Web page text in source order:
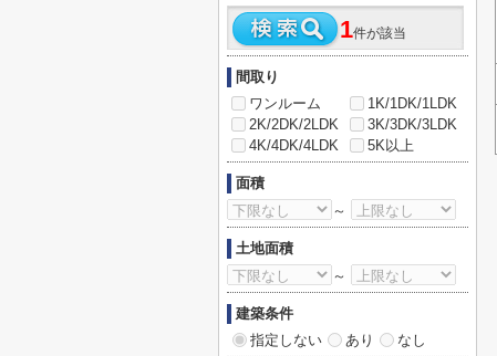
1件が該当
間取り
ワンルーム
1K/1DK/1LDK
2K/2DK/2LDK
3K/3DK/3LDK
4K/4DK/4LDK
5K以上
面積
～
土地面積
～
建築条件
指定しない
あり なし